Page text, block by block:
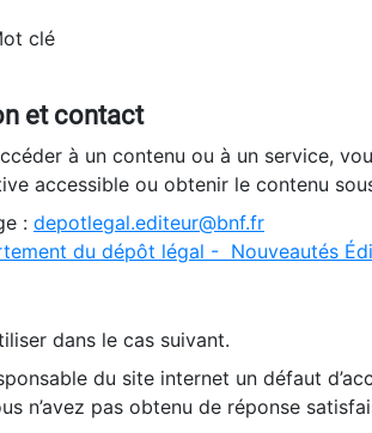
clé
et contact
à un contenu ou à un service,
accessible ou obtenir le contenu
: depotlegal.editeur@bnf.fr
du dépôt légal - Nouveautés
dans le cas suivant.
du site internet un défaut
n’avez pas obtenu de réponse